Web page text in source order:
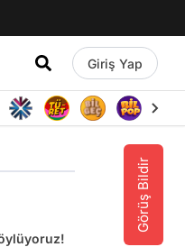
Giriş Yap
Görüş Bildir